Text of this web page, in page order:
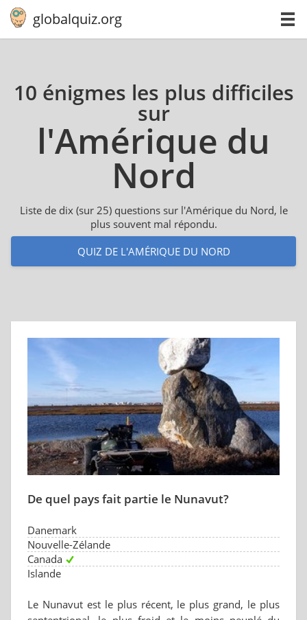
globalquiz.org
10 énigmes les plus difficiles
sur
l'Amé­rique du
Nord
Liste de dix (sur 25) questions sur l'Amérique du Nord, le
plus souvent mal répondu.
QUIZ DE L'AMÉRIQUE DU NORD
De quel pays fait partie le Nunavut?
Danemark
Nouvelle-Zélande
Canada
Islande
Le Nunavut est le plus récent, le plus grand, le plus